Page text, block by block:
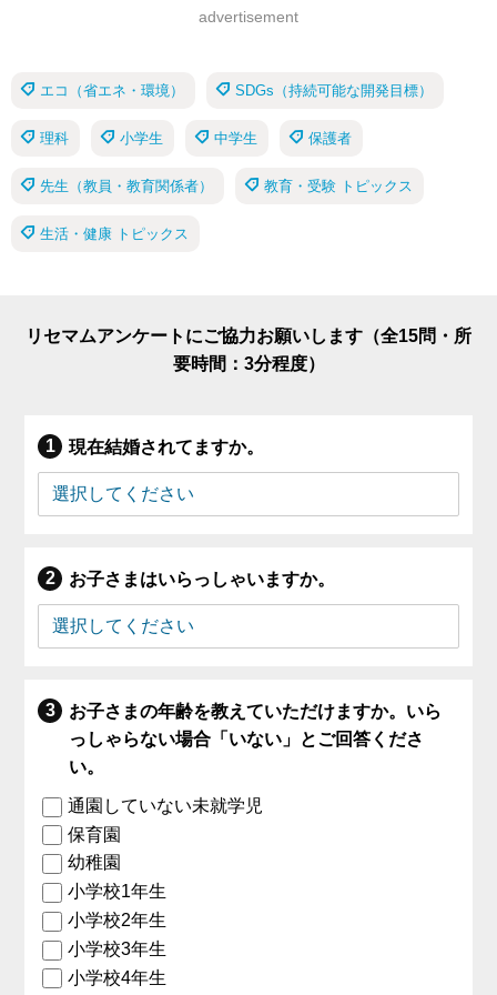
advertisement
エコ（省エネ・環境） SDGs（持続可能な開発目標）
理科 小学生 中学生 保護者
先生（教員・教育関係者） 教育・受験 トピックス
生活・健康 トピックス
リセマムアンケートにご協力お願いします（全15問・所
要時間：3分程度）
現在結婚されてますか。
お子さまはいらっしゃいますか。
お子さまの年齢を教えていただけますか。いら
っしゃらない場合「いない」とご回答くださ
い。
通園していない未就学児
保育園
幼稚園
小学校1年生
小学校2年生
小学校3年生
小学校4年生